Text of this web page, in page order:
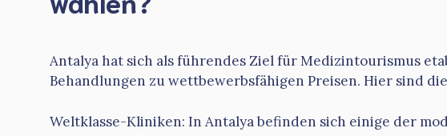
Antalya hat sich als führendes Ziel für Medizintourismus
Behandlungen zu wettbewerbsfähigen Preisen. Hier sind
Weltklasse-Kliniken: In Antalya befinden sich einige der